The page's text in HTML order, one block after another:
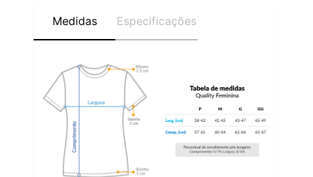
Medidas Especificações